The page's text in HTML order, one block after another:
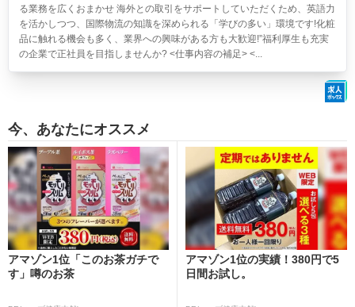
る業務を広くおまかせ 海外との取引をサポートしていただくため、英語力
を活かしつつ、国際物流の知識を深められる「学びの多い」環境です!化粧
品に触れる機会も多く、業界への興味がある方も大歓迎!”福利厚生も充実
の企業で正社員を目指しませんか? <仕事内容の補足> <...
今、あなたにオススメ
アマゾン1位「このお茶ガチで
す」噂のお茶
アマゾン1位の実績！380円で5
日間お試し。